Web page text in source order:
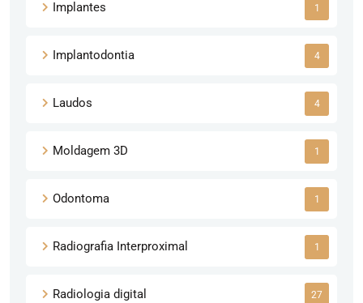
Implantes 1
Implantodontia 4
Laudos 4
Moldagem 3D 1
Odontoma 1
Radiografia Interproximal 1
Radiologia digital 27